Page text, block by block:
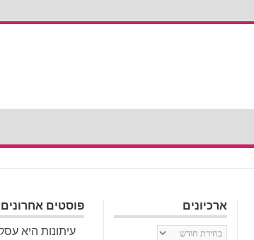
ארכיונים
ארכיונים
פוסטים אחרונים
עיתונות היא